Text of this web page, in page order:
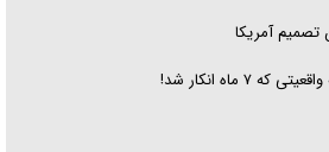
تصمیم آمریکا
۷ ماه انکار شد!